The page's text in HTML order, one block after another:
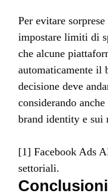
Per evitare
impostare limiti di
che alcune
automaticamente il
decisione deve
considerando
brand identity e sui
[1] Facebook Ads
settoriali.
Conclusioni